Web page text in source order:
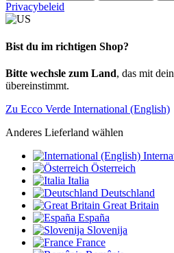
Privacybeleid
Bist du im richtigen Shop?
Bitte wechsle zum Land, das mit
übereinstimmt.
Zu Ecco Verde International (English)
Anderes Lieferland wählen
Österreich
Italia
Deutschland
Great Britain
España
Slovenija
France